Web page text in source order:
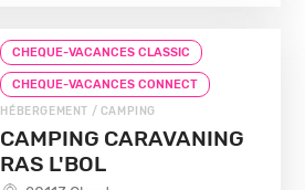
CHEQUE-VACANCES CLASSIC
CHEQUE-VACANCES CONNECT
HÉBERGEMENT / CAMPING
CAMPING CARAVANING
RAS L'BOL